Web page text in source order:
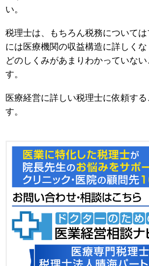
い。
税理士は、もちろん税務について
には医療機関の収益構造に詳しく
どのしくみがあまりわかっていない
す。
医療経営に詳しい税理士に依頼す
す。